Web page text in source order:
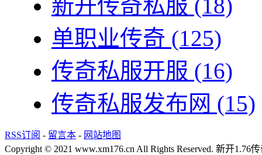
新开传奇私服 (18)
单职业传奇 (125)
传奇私服开服 (16)
传奇私服发布网 (15)
RSS订阅 - 留言本 - 网站地图
Copyright © 2021 www.xm176.cn All Rights Reserved. 新开1.76